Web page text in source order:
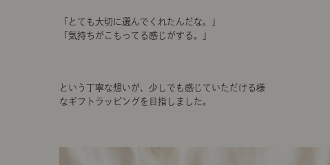
「とても大切に選んでくれたんだな。」
「気持ちがこもってる感じがする。」
という丁寧な想いが、少しでも感じていただける様
なギフトラッピングを目指しました。